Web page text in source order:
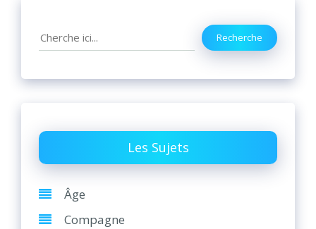
Search Recherche
Les Sujets
Âge
Compagne